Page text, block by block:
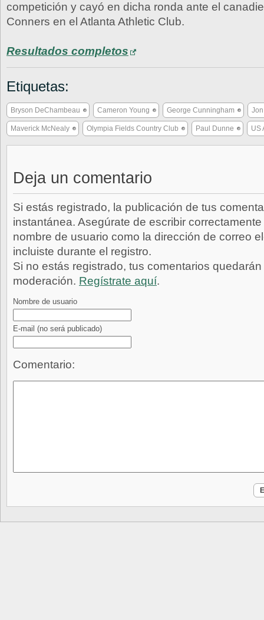
competición y cayó en dicha ronda ante el
Conners en el Atlanta Athletic Club.
Resultados completos
Etiquetas:
Bryson DeChambeau Cameron Young George Cunningham
Maverick McNealy Olympia Fields Country Club Paul Dunne US
Deja un comentario
Si estás registrado, la publicación de tus
instantánea. Asegúrate de escribir
nombre de usuario como la dirección de correo
incluiste durante el registro.
Si no estás registrado, tus comentarios
moderación. Regístrate aquí.
Nombre de usuario
E-mail (no será publicado)
Comentario: